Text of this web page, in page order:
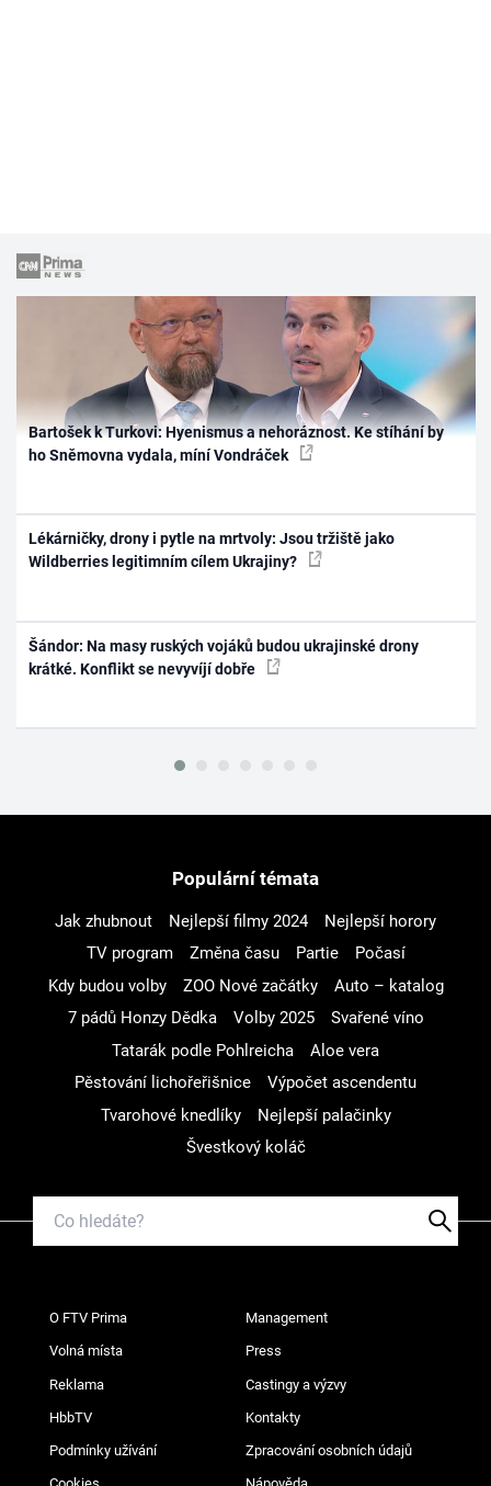
Bartošek k Turkovi: Hyenismus a nehoráznost. Ke stíhání by
ho Sněmovna vydala, míní Vondráček
Lékárničky, drony i pytle na mrtvoly: Jsou tržiště jako
Wildberries legitimním cílem Ukrajiny?
Šándor: Na masy ruských vojáků budou ukrajinské drony
krátké. Konflikt se nevyvíjí dobře
Populární témata
Jak zhubnout Nejlepší filmy 2024
Nejlepší horory
TV program
Změna času Partie
Počasí
Kdy budou volby
ZOO Nové začátky
Auto – katalog
7 pádů Honzy Dědka
Volby 2025
Svařené víno
Tatarák podle Pohlreicha
Aloe vera
Pěstování lichořeřišnice
Výpočet ascendentu
Tvarohové knedlíky
Nejlepší palačinky
Švestkový koláč
O FTV Prima Management
Volná místa Press
Reklama Castingy a výzvy
HbbTV Kontakty
Podmínky užívání Zpracování osobních údajů